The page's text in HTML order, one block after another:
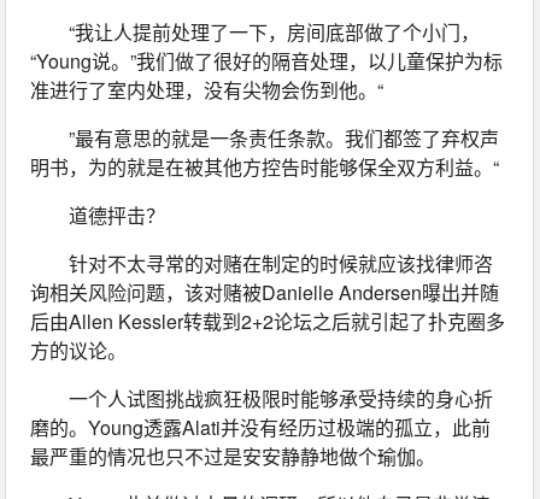
“我让人提前处理了一下，房间底部做了个小门，
“Young说。”我们做了很好的隔音处理，以儿童保护为标
准进行了室内处理，没有尖物会伤到他。“
”最有意思的就是一条责任条款。我们都签了弃权声
明书，为的就是在被其他方控告时能够保全双方利益。“
道德抨击？
针对不太寻常的对赌在制定的时候就应该找律师咨
询相关风险问题，该对赌被Danielle Andersen曝出并随
后由Allen Kessler转载到2+2论坛之后就引起了扑克圈多
方的议论。
一个人试图挑战疯狂极限时能够承受持续的身心折
磨的。Young透露Alati并没有经历过极端的孤立，此前
最严重的情况也只不过是安安静静地做个瑜伽。